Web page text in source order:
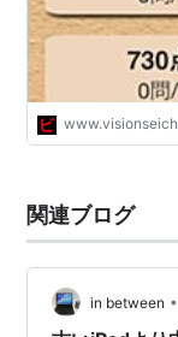
関連ブログ
in between •